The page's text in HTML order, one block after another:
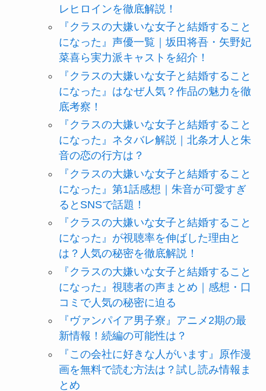
レヒロインを徹底解説！
『クラスの大嫌いな女子と結婚すること
になった』声優一覧｜坂田将吾・矢野妃
菜喜ら実力派キャストを紹介！
『クラスの大嫌いな女子と結婚すること
になった』はなぜ人気？作品の魅力を徹
底考察！
『クラスの大嫌いな女子と結婚すること
になった』ネタバレ解説｜北条才人と朱
音の恋の行方は？
『クラスの大嫌いな女子と結婚すること
になった』第1話感想｜朱音が可愛すぎ
るとSNSで話題！
『クラスの大嫌いな女子と結婚すること
になった』が視聴率を伸ばした理由と
は？人気の秘密を徹底解説！
『クラスの大嫌いな女子と結婚すること
になった』視聴者の声まとめ｜感想・口
コミで人気の秘密に迫る
『ヴァンパイア男子寮』アニメ2期の最
新情報！続編の可能性は？
『この会社に好きな人がいます』原作漫
画を無料で読む方法は？試し読み情報ま
とめ